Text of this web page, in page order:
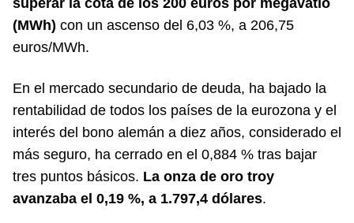
(MWh) con un ascenso del 6,03 %, a 206,75
euros/MWh.
En el mercado secundario de deuda, ha bajado la
rentabilidad de todos los países de la eurozona y el
interés del bono alemán a diez años, considerado el
más seguro, ha cerrado en el 0,884 % tras bajar
tres puntos básicos. La onza de oro troy
avanzaba el 0,19 %, a 1.797,4 dólares.